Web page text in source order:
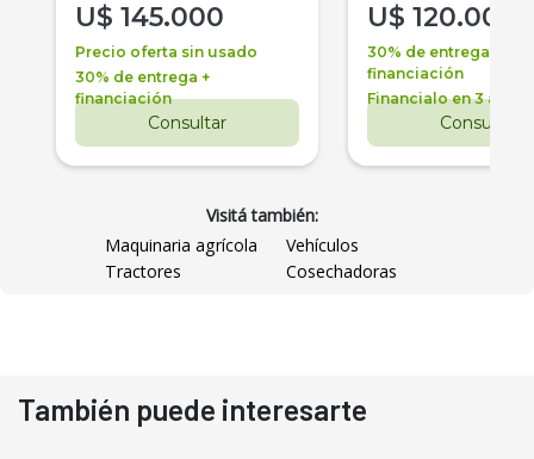
U$ 145.000
Precio oferta sin usado
30% de entrega +
financiación
Consultar
U$ 120.000
30% de entrega +
financiación
Financialo en 3 años
Consultar
Visitá también:
Maquinaria agrícola
Vehículos
Tractores
Cosechadoras
También puede interesarte